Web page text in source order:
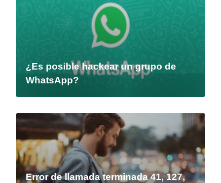
¿Es posible hackear un grupo de
WhatsApp?
Error de llamada terminada 41, 127,